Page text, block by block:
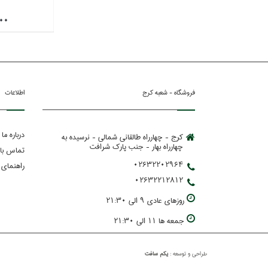
جنس/چوب طبيعي
جنس/چوب و رزين
جنس/چوب و فلز و مقوا
جنس/چوب، شيد آباژور از جنس
پارچه لنين مي باشد.
جنس/دفتر با جلد طرح چرم انعطاف
جنس/رزين
فروشگاه - شعبه کرج
کرج - چهارراه طالقانی شمالی - نرسیده به
چهارراه بهار - جنب پارك شرافت
02632202964
02632212812
روزهاي عادي 9 الي 21:30
جمعه ها 11 الي 21:30
اطلاعات
درباره ما
تماس
طراحي و توسعه : یکم سافت